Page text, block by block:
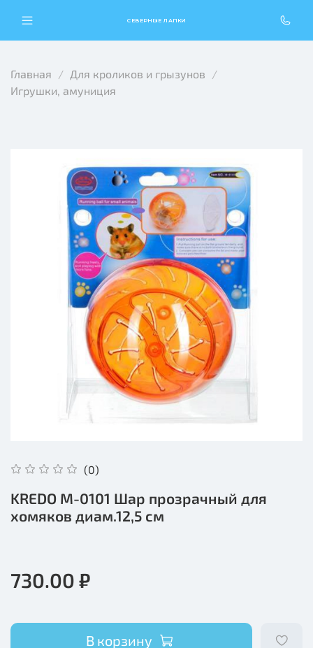
СЕВЕРНЫЕ ЛАПКИ
Главная
Для кроликов и грызунов
Игрушки, амуниция
(0)
KREDO М-0101 Шар прозрачный для
хомяков диам.12,5 см
730.00 ₽
В корзину